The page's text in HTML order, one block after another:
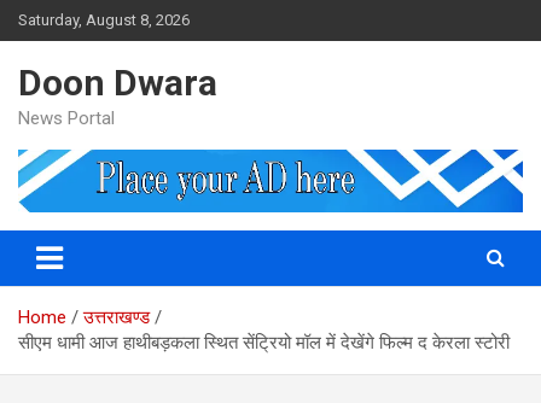
Skip
to
Saturday, August 8, 2026
Doon Dwara
News Portal
Home
उत्तराखण्ड
सीएम धामी आज हाथीबड़कला स्थित सेंट्रियो मॉल में देखेंगे फिल्म द केरला स्टोरी